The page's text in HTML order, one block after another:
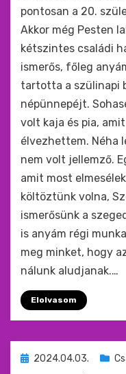
pontosan a 20.
Akkor még Pesten
kétszintes családi
ismerős, főleg
tartotta a szülinapi
népünnepéjt.
volt kaja és pia,
élvezhettem. Néha
nem volt jellemző.
amit most
költöztünk volna,
ismerősünk a
is anyám régi
meg minket, hogy
nálunk aludjanak.…
Elolvasom
Beküldve
2024.04.03.